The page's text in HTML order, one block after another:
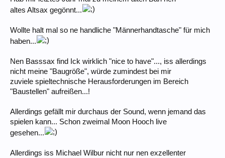
altes Altsax gegönnt...
Wollte halt mal so ne handliche "Männerhandtasche" für mich
haben...
Nen Basssax find Ick wirklich "nice to have"..., iss allerdings
nicht meine "Baugröße", würde zumindest bei mir
zuviele spieltechnische Herausforderungen im Bereich
"Baustellen" aufreißen...!
Allerdings gefällt mir durchaus der Sound, wenn jemand das
spielen kann... Schon zweimal Moon Hooch live
gesehen...
Allerdings iss Michael Wilbur nicht nur nen exzellenter